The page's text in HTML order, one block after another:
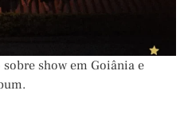
show em Goiânia e